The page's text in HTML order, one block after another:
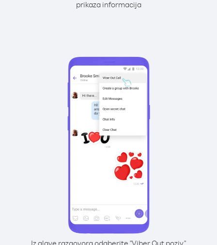
prikaza informacija
Iz glave razgovora odaberite "Viber Out poziv"